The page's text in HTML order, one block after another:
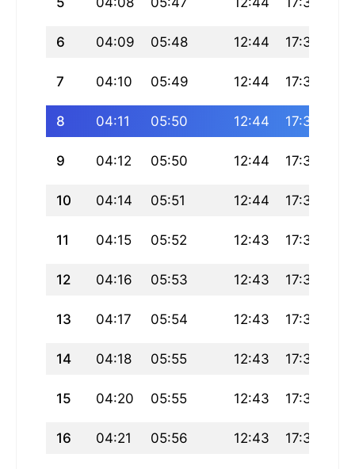
6 04:09 05:48 12:44 17:38
7 04:10 05:49 12:44 17:38
8 04:11 05:50 12:44 17:37
9 04:12 05:50 12:44 17:36
10 04:14 05:51 12:44 17:36
11 04:15 05:52 12:43 17:35
12 04:16 05:53 12:43 17:34
13 04:17 05:54 12:43 17:33
14 04:18 05:55 12:43 17:32
15 04:20 05:55 12:43 17:32
16 04:21 05:56 12:43 17:31